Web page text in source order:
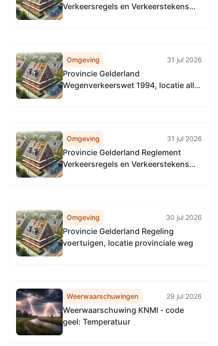
Verkeersregels en Verkeerstekens
Omgeving 31 jul 2026
Provincie Gelderland
Wegenverkeerswet 1994, locatie alle
Omgeving 31 jul 2026
Provincie Gelderland Reglement
Verkeersregels en Verkeerstekens
Omgeving 30 jul 2026
Provincie Gelderland Regeling
voertuigen, locatie provinciale weg
Weerwaarschuwingen 29 jul 2026
Weerwaarschuwing KNMI - code
geel: Temperatuur